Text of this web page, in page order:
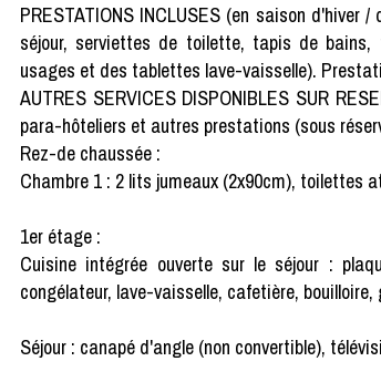
PRESTATIONS INCLUSES (en saison
séjour, serviettes de toilette, tapis de
usages et des tablettes lave-vaisselle).
AUTRES SERVICES DISPONIBLES SUR
para-hôteliers et autres prestations (sous
Rez-de chaussée :
Chambre 1 : 2 lits jumeaux (2x90cm), toilettes
1er étage :
Cuisine intégrée ouverte sur le séjour :
congélateur, lave-vaisselle, cafetière,
Séjour : canapé d'angle (non convertible),